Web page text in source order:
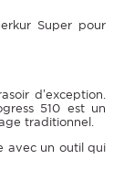
Super pour
d’exception.
510 est un
traditionnel.
avec un outil qui